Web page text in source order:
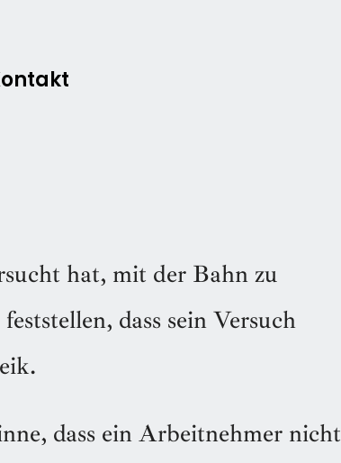
hat, mit der Bahn zu
dass sein Versuch
dass ein Arbeitnehmer nicht